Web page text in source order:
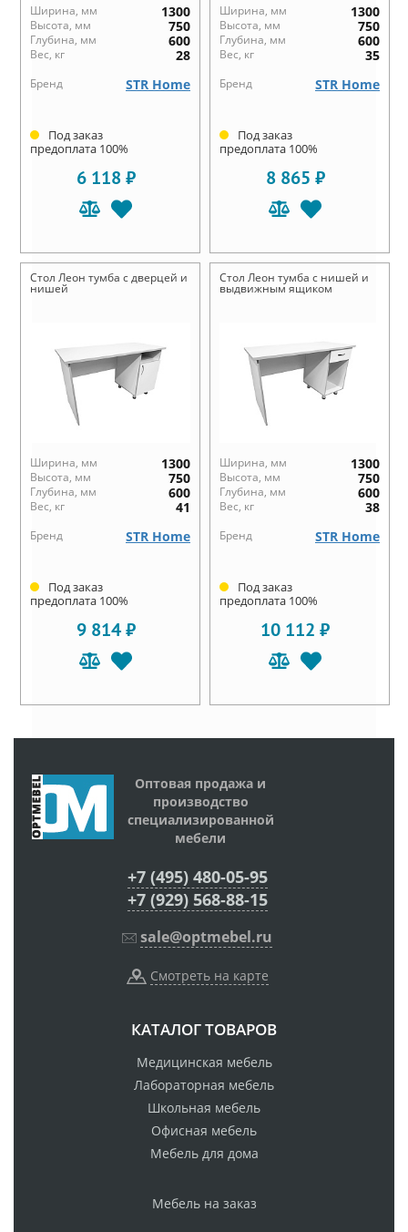
Ширина, мм 1300
Высота, мм 750
Глубина, мм 600
Вес, кг 28
Бренд STR Home
Под заказ
предоплата 100%
6 118 ₽
Ширина, мм 1300
Высота, мм 750
Глубина, мм 600
Вес, кг 35
Бренд STR Home
Под заказ
предоплата 100%
8 865 ₽
Стол Леон тумба с дверцей и
нишей
Ширина, мм 1300
Высота, мм 750
Глубина, мм 600
Вес, кг 41
Бренд STR Home
Под заказ
предоплата 100%
9 814 ₽
Стол Леон тумба с нишей и
выдвижным ящиком
Ширина, мм 1300
Высота, мм 750
Глубина, мм 600
Вес, кг 38
Бренд STR Home
Под заказ
предоплата 100%
10 112 ₽
Оптовая продажа и
производство
специализированной
мебели
+7 (495) 480-05-95
+7 (929) 568-88-15
sale@optmebel.ru
Смотреть на карте
КАТАЛОГ ТОВАРОВ
Медицинская мебель
Лабораторная мебель
Школьная мебель
Офисная мебель
Мебель для дома
Мебель на заказ